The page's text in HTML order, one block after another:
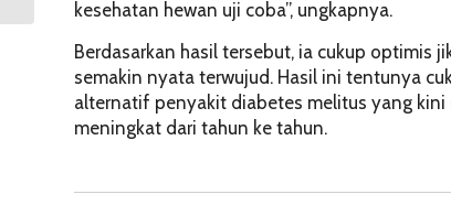
kesehatan hewan uji coba”, ungkapnya.
Berdasarkan hasil tersebut, ia cukup optimis
semakin nyata terwujud. Hasil ini tentunya
alternatif penyakit diabetes melitus yang
meningkat dari tahun ke tahun.